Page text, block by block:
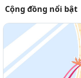
Cộng đồng nổi bật